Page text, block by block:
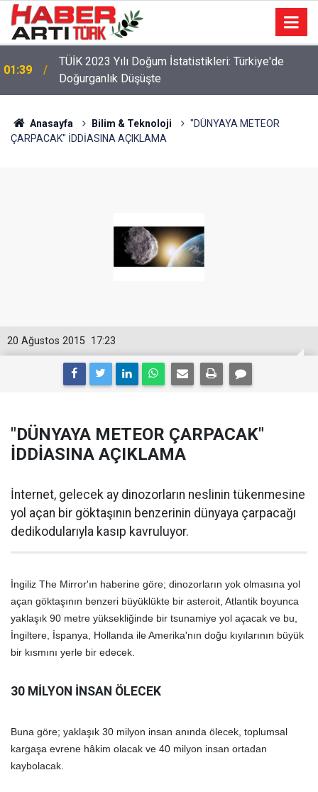
01:39
TÜİK 2023 Yılı Doğum İstatistikleri: Türkiye'de
Doğurganlık Düşüşte
Anasayfa Bilim & Teknoloji
"DÜNYAYA METEOR
ÇARPACAK" İDDİASINA AÇIKLAMA
17:23
20 Ağustos 2015
"DÜNYAYA METEOR ÇARPACAK"
İDDİASINA AÇIKLAMA
İnternet, gelecek ay dinozorların neslinin tükenmesine
yol açan bir göktaşının benzerinin dünyaya çarpacağı
dedikodularıyla kasıp kavruluyor.
İngiliz The Mirror'ın haberine göre; dinozorların yok olmasına yol
açan göktaşının benzeri büyüklükte bir asteroit, Atlantik boyunca
yaklaşık 90 metre yüksekliğinde bir tsunamiye yol açacak ve bu,
İngiltere, İspanya, Hollanda ile Amerika'nın doğu kıyılarının büyük
bir kısmını yerle bir edecek.
30 MİLYON İNSAN ÖLECEK
Buna göre; yaklaşık 30 milyon insan anında ölecek, toplumsal
kargaşa evrene hâkim olacak ve 40 milyon insan ortadan
kaybolacak.